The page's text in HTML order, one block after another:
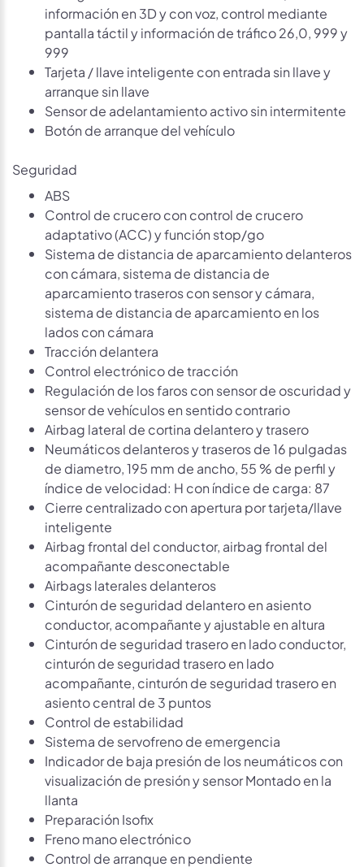
información en 3D y con voz, control mediante
pantalla táctil y información de tráfico 26,0, 999 y
999
Tarjeta / llave inteligente con entrada sin llave y
arranque sin llave
Sensor de adelantamiento activo sin intermitente
Botón de arranque del vehículo
Seguridad
ABS
Control de crucero con control de crucero
adaptativo (ACC) y función stop/go
Sistema de distancia de aparcamiento delanteros
con cámara, sistema de distancia de
aparcamiento traseros con sensor y cámara,
sistema de distancia de aparcamiento en los
lados con cámara
Tracción delantera
Control electrónico de tracción
Regulación de los faros con sensor de oscuridad y
sensor de vehículos en sentido contrario
Airbag lateral de cortina delantero y trasero
Neumáticos delanteros y traseros de 16 pulgadas
de diametro, 195 mm de ancho, 55 % de perfil y
índice de velocidad: H con índice de carga: 87
Cierre centralizado con apertura por tarjeta/llave
inteligente
Airbag frontal del conductor, airbag frontal del
acompañante desconectable
Airbags laterales delanteros
Cinturón de seguridad delantero en asiento
conductor, acompañante y ajustable en altura
Cinturón de seguridad trasero en lado conductor,
cinturón de seguridad trasero en lado
acompañante, cinturón de seguridad trasero en
asiento central de 3 puntos
Control de estabilidad
Sistema de servofreno de emergencia
Indicador de baja presión de los neumáticos con
visualización de presión y sensor Montado en la
llanta
Preparación Isofix
Freno mano electrónico
Control de arranque en pendiente